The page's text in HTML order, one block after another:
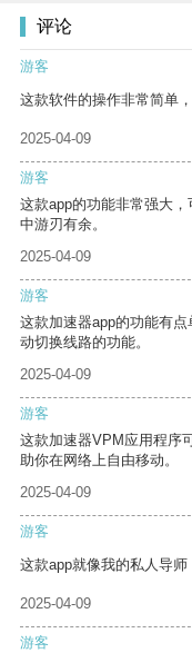
评论
游客
这款软件的操作非常简单
2025-04-09
游客
这款app的功能非常强大
中游刃有余。
2025-04-09
游客
这款加速器app的功能有
动切换线路的功能。
2025-04-09
游客
这款加速器VPM应用程序
助你在网络上自由移动。
2025-04-09
游客
这款app就像我的私人导师
2025-04-09
游客